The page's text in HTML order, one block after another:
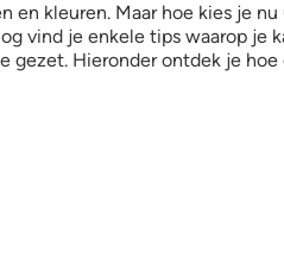
en kleuren. Maar hoe kies je
vind je enkele tips waarop je
gezet. Hieronder ontdek je